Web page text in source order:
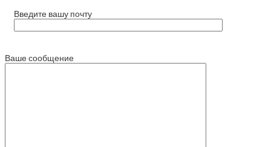
Введите вашу почту
Ваше сообщение